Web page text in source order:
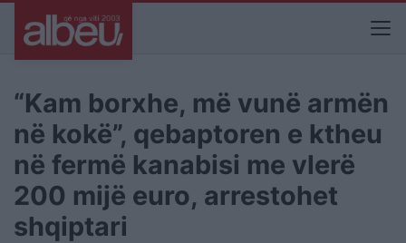
“Kam borxhe, më vunë armën
në kokë”, qebaptoren e ktheu
në fermë kanabisi me vlerë
200 mijë euro, arrestohet
shqiptari